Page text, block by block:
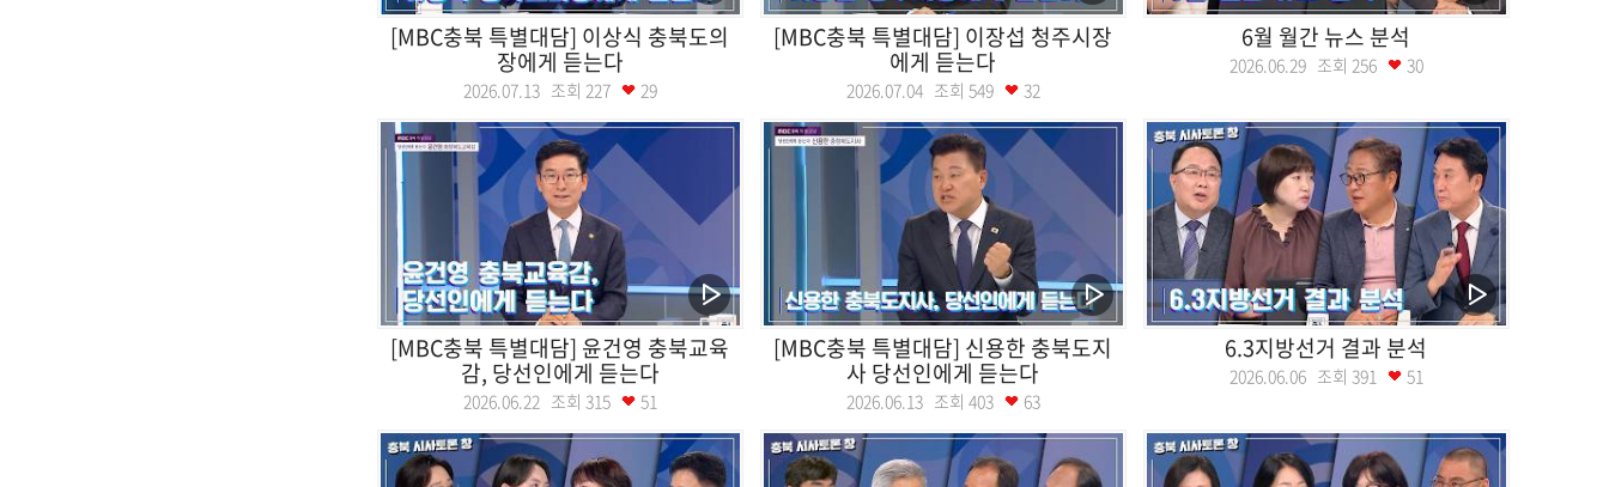
[MBC충북 특별대담] 이상식 충북도의
장에게 듣는다
2026.07.13 조회 227 29
[MBC충북 특별대담] 이장섭 청주시장
에게 듣는다
2026.07.04 조회 549 32
6월 월간 뉴스 분석
2026.06.29 조회 256 30
[MBC충북 특별대담] 윤건영 충북교육
감, 당선인에게 듣는다
2026.06.22 조회 315 51
[MBC충북 특별대담] 신용한 충북도지
사 당선인에게 듣는다
2026.06.13 조회 403 63
6.3지방선거 결과 분석
2026.06.06 조회 391 51